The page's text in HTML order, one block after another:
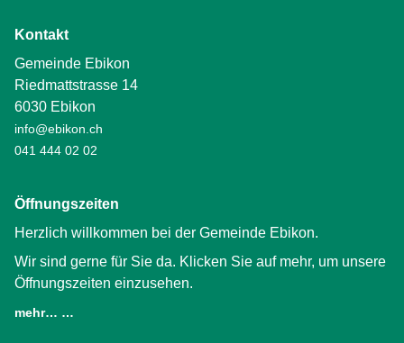
Kontakt
Gemeinde Ebikon
Riedmattstrasse 14
6030 Ebikon
info@ebikon.ch
041 444 02 02
Öffnungszeiten
Herzlich willkommen bei der Gemeinde Ebikon.
Wir sind gerne für Sie da. Klicken Sie auf mehr, um unsere
Öffnungszeiten einzusehen.
mehr… …